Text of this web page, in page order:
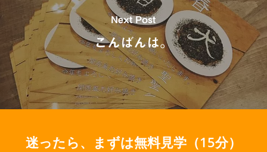
Next Post
こんばんは。
迷ったら、まずは無料見学（15分）